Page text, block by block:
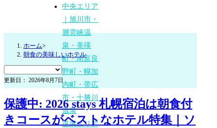
中央エリア
｜旭川市・
層雲峡温
泉・美瑛
町・南富良
野町・幌加
内町・帯広
市・十勝川
温泉
道東エリア
ホーム>
朝食の美味しいホテル
更新日： 2026年8月7日
保護中: 2026 stays 札幌宿泊は朝食付
きコースがベストなホテル特集｜ソ